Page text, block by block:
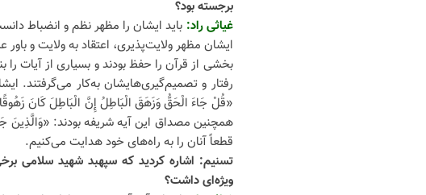
برجسته بود؟
غیاثی راد: باید ایشان را مظهر نظم و انضباط
ایشان مظهر ولایت‌پذیری، اعتقاد به ولایت و
بخشی از قرآن را حفظ بودند و بسیاری از آیات
رفتار و تصمیم‌گیری‌هایشان به‌کار می‌گرفتند.
«قُلْ جَاءَ الْحَقُّ وَزَهَقَ الْبَاطِلُ إِنَّ الْبَاطِلَ كَانَ
همچنین مصداق این آیه شریفه بودند: «وَالَّذِینَ
قطعاً آنان را به راه‌های خود هدایت می‌کنیم.
تسنیم: اشاره کردید که سپهبد شهید سلامی
ویژه‌ای داشت؟